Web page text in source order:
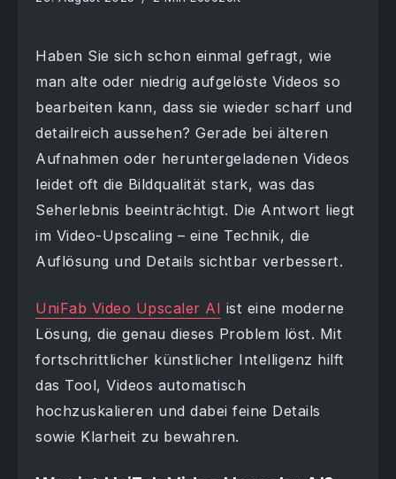
Haben Sie sich schon einmal gefragt, wie
man alte oder niedrig aufgelöste Videos so
bearbeiten kann, dass sie wieder scharf und
detailreich aussehen? Gerade bei älteren
Aufnahmen oder heruntergeladenen Videos
leidet oft die Bildqualität stark, was das
Seherlebnis beeinträchtigt. Die Antwort liegt
im Video-Upscaling – eine Technik, die
Auflösung und Details sichtbar verbessert.
UniFab Video Upscaler AI ist eine moderne
Lösung, die genau dieses Problem löst. Mit
fortschrittlicher künstlicher Intelligenz hilft
das Tool, Videos automatisch
hochzuskalieren und dabei feine Details
sowie Klarheit zu bewahren.